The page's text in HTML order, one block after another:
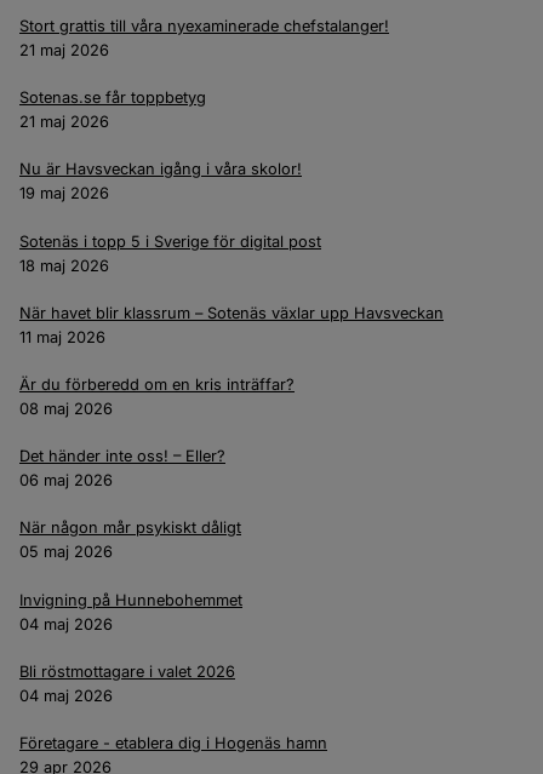
Stort grattis till våra nyexaminerade chefstalanger!
21 maj 2026
Sotenas.se får toppbetyg
21 maj 2026
Nu är Havsveckan igång i våra skolor!
19 maj 2026
Sotenäs i topp 5 i Sverige för digital post
18 maj 2026
När havet blir klassrum – Sotenäs växlar upp Havsveckan
11 maj 2026
Är du förberedd om en kris inträffar?
08 maj 2026
Det händer inte oss! – Eller?
06 maj 2026
När någon mår psykiskt dåligt
05 maj 2026
Invigning på Hunnebohemmet
04 maj 2026
Bli röstmottagare i valet 2026
04 maj 2026
Företagare - etablera dig i Hogenäs hamn
29 apr 2026